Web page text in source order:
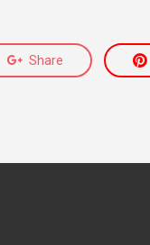
Share